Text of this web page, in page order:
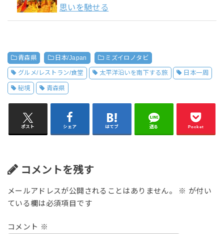
思いを馳せる
青森県 日本/Japan ミズイロノタビ
グルメ/レストラン/食堂 太平洋沿いを南下する旅 日本一周
秘境 青森県
ポスト シェア はてブ 送る Pocket
コメントを残す
メールアドレスが公開されることはありません。 ※ が付い
ている欄は必須項目です
コメント ※